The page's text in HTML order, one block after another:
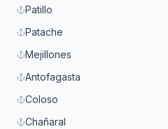
Patillo
Patache
Mejillones
Antofagasta
Coloso
Chañaral